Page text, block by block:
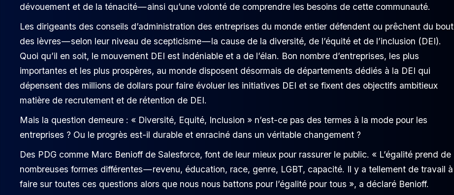
dévouement et de la ténacité — ainsi qu’une volonté de comprendre les besoins de cette communauté.
Les dirigeants des conseils d’administration des entreprises du monde entier défendent ou prêchent du bout
des lèvres — selon leur niveau de scepticisme — la cause de la diversité, de l’équité et de l’inclusion (DEI).
Quoi qu’il en soit, le mouvement DEI est indéniable et a de l’élan. Bon nombre d’entreprises, les plus
importantes et les plus prospères, au monde disposent désormais de départements dédiés à la DEI qui
dépensent des millions de dollars pour faire évoluer les initiatives DEI et se fixent des objectifs ambitieux
matière de recrutement et de rétention de DEI.
Mais la question demeure : « Diversité, Equité, Inclusion » n’est-ce pas des termes à la mode pour les
entreprises ? Ou le progrès est-il durable et enraciné dans un véritable changement ?
Des PDG comme Marc Benioff de Salesforce, font de leur mieux pour rassurer le public. « L’égalité prend de
nombreuses formes différentes — revenu, éducation, race, genre, LGBT, capacité. Il y a tellement de travail à
faire sur toutes ces questions alors que nous nous battons pour l’égalité pour tous », a déclaré Benioff.